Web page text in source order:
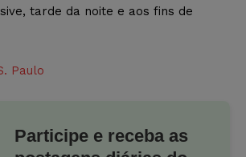
tarde da noite e aos fins de
Paulo
Participe e receba as